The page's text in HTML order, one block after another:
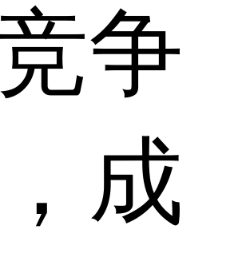
争
成